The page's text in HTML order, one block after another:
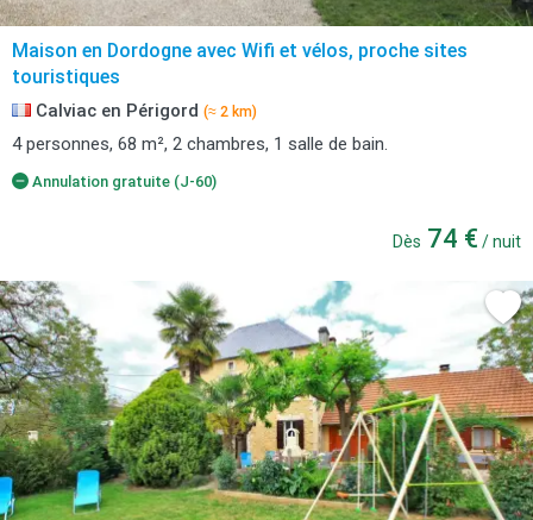
Maison en Dordogne avec Wifi et vélos, proche sites
touristiques
Calviac en Périgord (≈ 2 km)
4 personnes, 68 m², 2 chambres, 1 salle de bain.
Annulation gratuite (J-60)
Dès 74 € / nuit